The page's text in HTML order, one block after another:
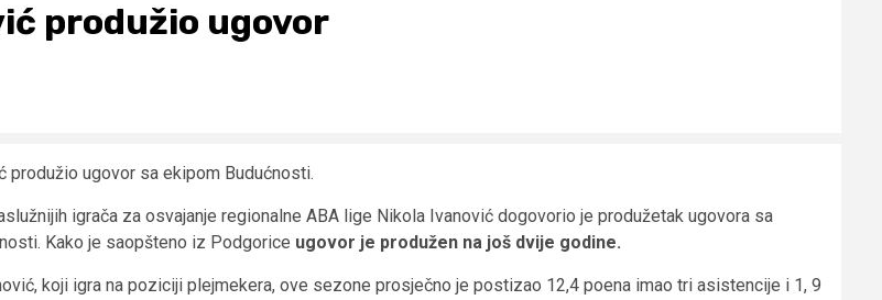
produžio ugovor
produžio ugovor sa ekipom Budućnosti.
igrača za osvajanje regionalne ABA lige Nikola Ivanović dogovorio je produžetak ugovora sa
Kako je saopšteno iz Podgorice ugovor je produžen na još dvije godine.
koji igra na poziciji plejmekera, ove sezone prosječno je postizao 12,4 poena imao tri asistencije i 1, 9